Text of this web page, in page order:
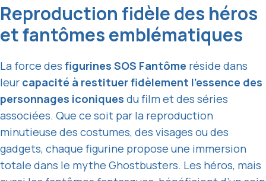
Reproduction fidèle des héros
et fantômes emblématiques
La force des figurines SOS Fantôme réside dans
leur capacité à restituer fidèlement l’essence des
personnages iconiques du film et des séries
associées. Que ce soit par la reproduction
minutieuse des costumes, des visages ou des
gadgets, chaque figurine propose une immersion
totale dans le mythe Ghostbusters. Les héros, mais